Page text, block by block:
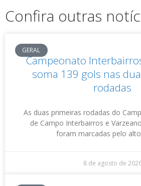
Confira outras
GERAL
Campeonato
soma 139 gols nas
rodadas
As duas primeiras rodadas do
de Campo Interbairros e
foram marcadas pelo
8 de agosto de